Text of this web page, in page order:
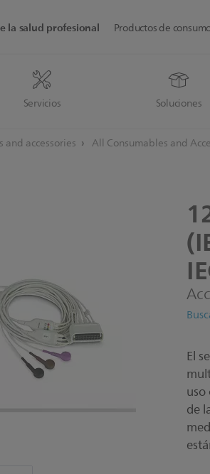
la salud profesional
Servicios Soluciones
Productos de
and accessories All Consumables and
El
uso
de